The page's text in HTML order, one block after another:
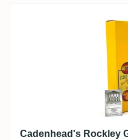
Cadenhead's
Cadenhead's Rockley